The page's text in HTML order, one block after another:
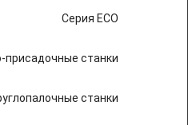
Серия ECO
присадочные станки
станки